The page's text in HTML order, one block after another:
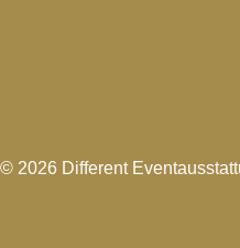
© 2026 Different